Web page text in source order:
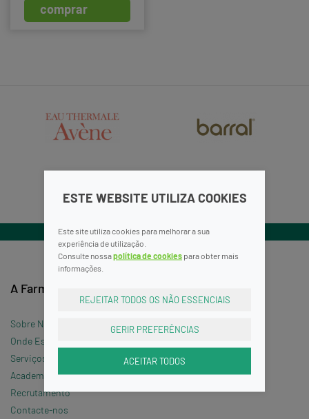
ESTE WEBSITE UTILIZA COOKIES
Este site utiliza cookies para melhorar a sua
experiência de utilização.
Consulte nossapolítica de cookies para obter mais
informações.
REJEITAR TODOS OS NÃO ESSENCIAIS
GERIR PREFERÊNCIAS
ACEITAR TODOS
comprar
A Farmácia
Sobre Nós
Onde Estamos »
Serviços
Academia Silveira
Recrutamento
Contacte-nos
Termos e Condições
Política de Cookies
Perguntas Frequentes